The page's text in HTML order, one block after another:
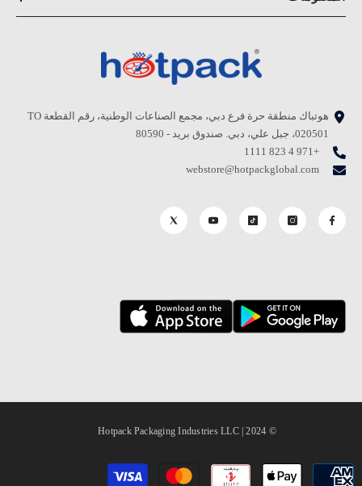
هوتباك منطقة حرة فرع دبي، مجمع الصناعات الوطنية، رقم القطعة TO
020501، جبل علي، دبي. صندوق بريد - 80590
+971 4 823 1111
webstore@hotpackglobal.com
© 2024 | Hotpack Packaging Industries LLC
طرق